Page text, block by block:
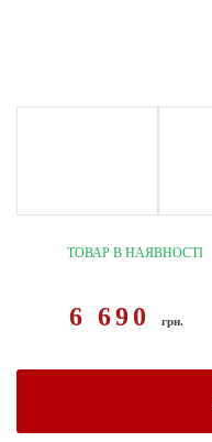
ТОВАР В НАЯВНОСТІ
6 690грн.